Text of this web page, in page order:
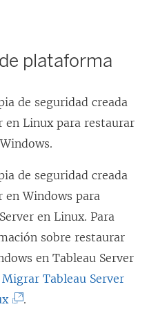
plataforma
de seguridad creada
en Linux para restaurar
de seguridad creada
en Windows para
en Linux. Para
sobre restaurar
en Tableau Server
Migrar Tableau Server
(
.